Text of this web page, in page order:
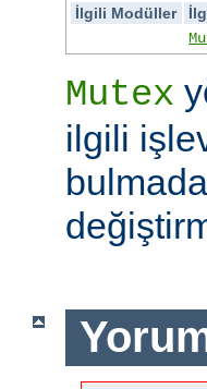
İlgili Modüller
Mutex
ilgili